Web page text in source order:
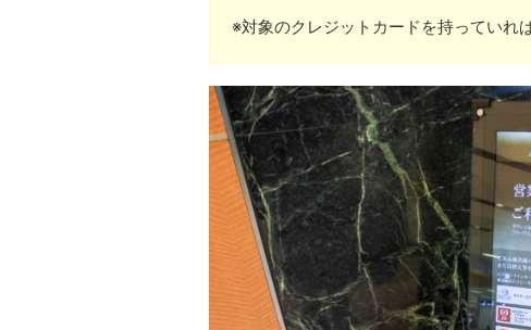
※対象のクレジットカードを持っていれ